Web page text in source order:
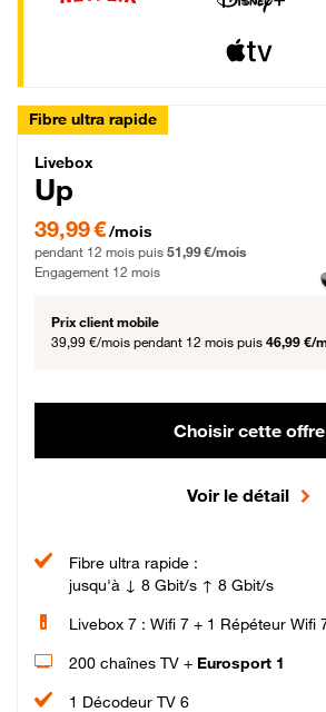
Fibre ultra rapide
Livebox Up Fibre
Livebox
Up
39,99 € par mois pendant 12 mois puis 51,99 €
39,99 €/mois
pendant 12 mois puis 51,99 €/mois
Engagement 12 mois
Prix client mobile
39,99 €/mois pendant 12 mois puis 46,99 €/
Choisir cette offre
Voir le détail
Fibre ultra rapide :
jusqu'à ↓ 8 Gbit/s ↑ 8 Gbit/s
Livebox 7 : Wifi 7 + 1 Répéteur Wifi
200 chaînes TV + Eurosport 1
1 Décodeur TV 6